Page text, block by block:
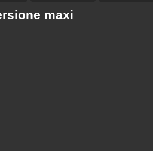
maxi